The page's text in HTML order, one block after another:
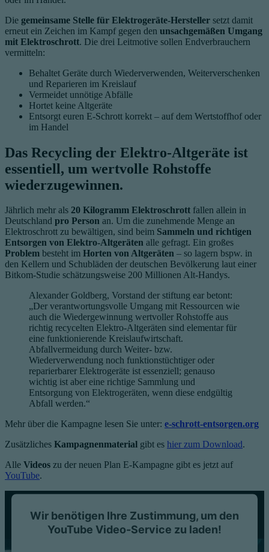
Die gemeinsame Stelle für Elektrogeräte-Hersteller setzt damit
erneut ein Zeichen im Kampf gegen den unsachgemäßen Umgang
mit Elektroschrott. Die drei Leitmotive sollen Endverbrauchern
vermitteln:
Behaltet Geräte durch Wiederverwenden, Weiterverschenken
und Reparieren im Kreislauf
Vermeidet unnötige Abfälle
Hortet keine Altgeräte
Entsorgt euren E-Schrott korrekt – auf dem Wertstoffhof oder
im Handel
Das Recycling der Elektro-Altgeräte ist
essentiell, um wertvolle Rohstoffe
wiederzugewinnen.
Jährlich mehr als 20 Kilogramm Elektroschrott fallen allein in
Deutschland pro Person an. Um die zunehmende Menge an
Elektroschrott zu bewältigen, sind beim Sammeln und richtigen
Entsorgen von Elektro-Altgeräten alle gefragt. Ein großes
Problem besteht im Horten von Altgeräten – so lagern bspw. in
den Kellern und Schubläden der deutschen Bevölkerung laut einer
Bitkom-Studie schätzungsweise 200 Millionen Alt-Handys.
Alexander Goldberg, Vorstand der stiftung ear betont:
„Der verantwortungsvolle Umgang mit Ressourcen wie
auch die Wiedergewinnung wertvoller Rohstoffe aus
richtig recycelten Elektro-Altgeräten sind elementar für
eine funktionierende Kreislaufwirtschaft.
Abfallvermeidung durch Weiter- bzw.
Wiederverwendung noch funktionstüchtiger oder
reparierbarer Elektrogeräte ist essenziell; genauso
wichtig ist aber eine richtige Sammlung und
Entsorgung von Elektrogeräten, wenn diese endgültig
Abfall werden.“
Mehr über die Kampagne lesen Sie unter: e-schrott-entsorgen.org
Zusätzliches Kampagnenmaterial gibt es hier zum Download.
Alle Videos zu der neuen Plan E-Kampagne gibt es jetzt auf
YouTube.
Wir benötigen Ihre Zustimmung, um den
YouTube Video-Service zu laden!